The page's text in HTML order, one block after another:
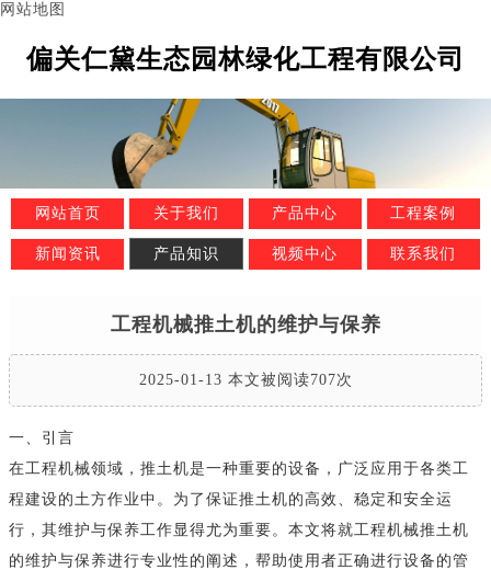
网站地图
偏关仁黛生态园林绿化工程有限公司
网站首页 关于我们 产品中心 工程案例
新闻资讯 产品知识 视频中心 联系我们
工程机械推土机的维护与保养
2025-01-13 本文被阅读707次
一、引言
在工程机械领域，推土机是一种重要的设备，广泛应用于各类工
程建设的土方作业中。为了保证推土机的高效、稳定和安全运
行，其维护与保养工作显得尤为重要。本文将就工程机械推土机
的维护与保养进行专业性的阐述，帮助使用者正确进行设备的管